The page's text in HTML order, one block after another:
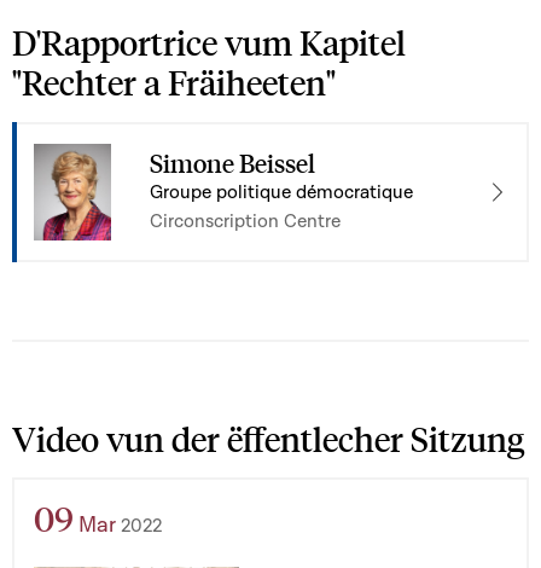
D'Rapportrice vum Kapitel
"Rechter a Fräiheeten"
Simone Beissel
Groupe politique démocratique
Circonscription Centre
Video vun der ëffentlecher Sitzung
09 Mar 2022